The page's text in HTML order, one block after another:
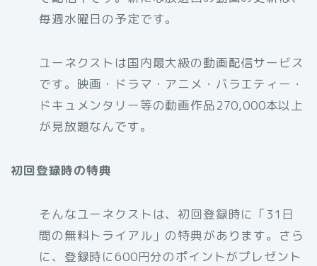
毎週水曜日の予定です。
ユーネクストは国内最大級の動画配信サービス
です。映画・ドラマ・アニメ・バラエティー・
ドキュメンタリー等の動画作品270,000本以上
が見放題なんです。
初回登録時の特典
そんなユーネクストは、初回登録時に「31日
間の無料トライアル」の特典があります。さら
に、登録時に600円分のポイントがプレゼント